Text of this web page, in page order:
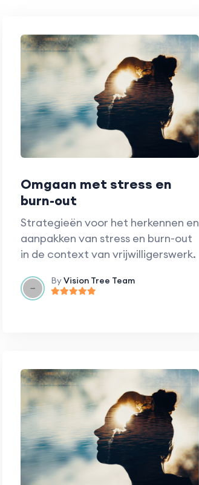
Omgaan met stress en
burn-out
Strategieën voor het herkennen en
aanpakken van stress en burn-out
in de context van vrijwilligerswerk.
ByVision Tree Team